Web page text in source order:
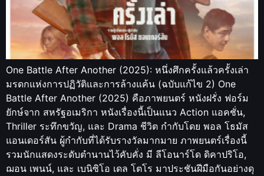
One Battle After Another (2025): หนึ่งศึกครั้งแล้วครั้งเล่า
มรดกแห่งการปฏิวัติและการล้างแค้น (ฉบับแก้ไข 2) One
Battle After Another (2025) คือภาพยนตร์ หนังฝรั่ง ฟอร์ม
ยักษ์จาก สหรัฐอเมริกา หนังเรื่องนี้เป็นแนว Action แอคชั่น,
Thriller ระทึกขวัญ, และ Drama ชีวิต กำกับโดย พอล โธมัส
แอนเดอร์สัน ผู้กำกับที่ได้รับรางวัลมากมาย ภาพยนตร์เรื่องนี้
รวมนักแสดงระดับตำนานไว้คับคั่ง มี ลีโอนาร์โด ดิคาปริโอ,
ฌอน เพนน์, และ เบนิซิโอ เดล โตโร มาประชันฝีมือกันอย่างดุ